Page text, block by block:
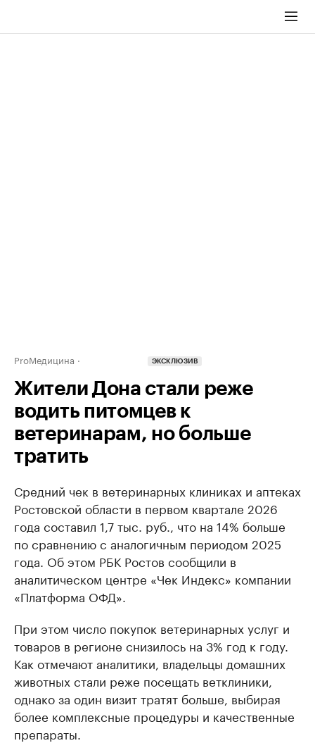
ProМедицина ЭКСКЛЮЗИВ
Жители Дона стали реже
водить питомцев к
ветеринарам, но больше
тратить
Средний чек в ветеринарных клиниках и аптеках
Ростовской области в первом квартале 2026
года составил 1,7 тыс. руб., что на 14% больше
по сравнению с аналогичным периодом 2025
года. Об этом РБК Ростов сообщили в
аналитическом центре «Чек Индекс» компании
«Платформа ОФД».
При этом число покупок ветеринарных услуг и
товаров в регионе снизилось на 3% год к году.
Как отмечают аналитики, владельцы домашних
животных стали реже посещать ветклиники,
однако за один визит тратят больше, выбирая
более комплексные процедуры и качественные
препараты.